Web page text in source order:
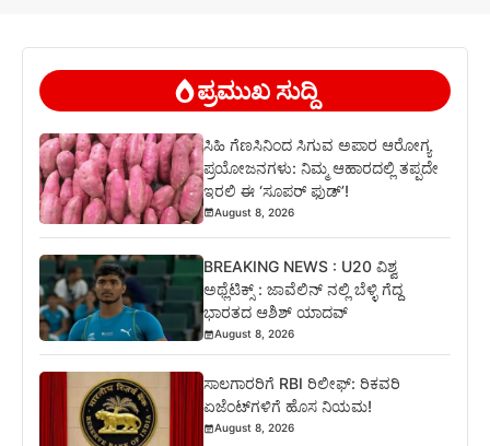
ಪ್ರಮುಖ ಸುದ್ದಿ
ಸಿಹಿ ಗೆಣಸಿನಿಂದ ಸಿಗುವ ಅಪಾರ ಆರೋಗ್ಯ
ಪ್ರಯೋಜನಗಳು: ನಿಮ್ಮ ಆಹಾರದಲ್ಲಿ ತಪ್ಪದೇ
ಇರಲಿ ಈ ‘ಸೂಪರ್ ಫುಡ್’!
August 8, 2026
BREAKING NEWS : U20 ವಿಶ್ವ
ಅಥ್ಲೆಟಿಕ್ಸ್‌ : ಜಾವೆಲಿನ್ ನಲ್ಲಿ ಬೆಳ್ಳಿ ಗೆದ್ದ
ಭಾರತದ ಆಶಿಶ್ ಯಾದವ್
August 8, 2026
ಸಾಲಗಾರರಿಗೆ RBI ರಿಲೀಫ್‌: ರಿಕವರಿ
ಏಜೆಂಟ್‌ಗಳಿಗೆ ಹೊಸ ನಿಯಮ!
August 8, 2026